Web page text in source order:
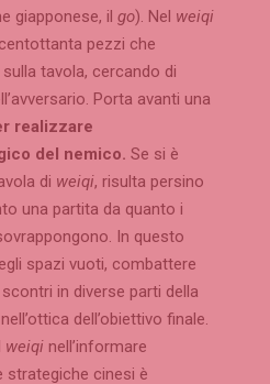
giapponese, il go). Nel weiqi
pezzi che
tavola, cercando di
Porta avanti una
realizzare
del nemico. Se si è
di weiqi, risulta persino
una partita da quanto i
In questo
spazi vuoti, combattere
in diverse parti della
dell’obiettivo finale.
weiqi nell’informare
strategiche cinesi è